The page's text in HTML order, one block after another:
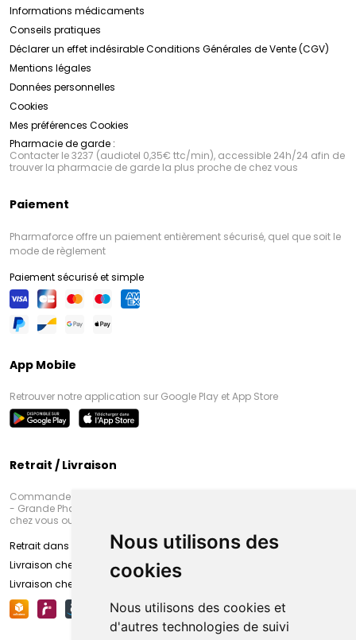
Nous utilisons des
cookies
Nous utilisons des cookies et
d'autres technologies de suivi
Informations médicaments
Conseils pratiques
Déclarer un effet indésirableConditions Générales de Vente (CGV)
Mentions légales
Données personnelles
Cookies
Mes préférences Cookies
Pharmacie de garde :
Contacter le 3237 (audiotel 0,35€ ttc/min), accessible 24h/24 afin de
trouver la pharmacie de garde la plus proche de chez vous
Paiement
Pharmaforce offre un paiement entièrement sécurisé, quel que soit le
mode de règlement
Paiement sécurisé et simple
App Mobile
Retrouver notre application sur Google Play et App Store
Retrait / Livraison
Commandez en ligne et venez chercher votre commande à Amiens
- Grande Pharmacie d’Amiens (Fachon) ou recevez-là rapidement
chez vous ou en point retrait
Retrait dans la pharmacie d’Amiens
Livraison chez vous
Livraison chez votre commerçant